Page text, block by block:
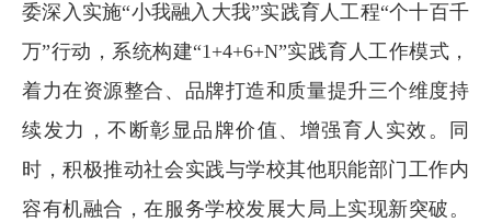
委深入实施“小我融入大我”实践育人工程“个十百千
万”行动，系统构建“1+4+6+N”实践育人工作模式，
着力在资源整合、品牌打造和质量提升三个维度持
续发力，不断彰显品牌价值、增强育人实效。同
时，积极推动社会实践与学校其他职能部门工作内
容有机融合，在服务学校发展大局上实现新突破。